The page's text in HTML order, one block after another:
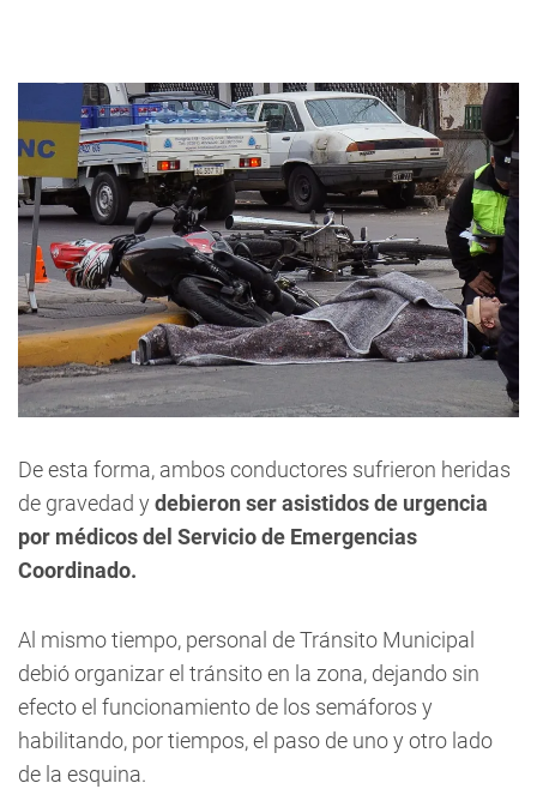
De esta forma, ambos conductores sufrieron heridas
de gravedad y debieron ser asistidos de urgencia
por médicos del Servicio de Emergencias
Coordinado.
Al mismo tiempo, personal de Tránsito Municipal
debió organizar el tránsito en la zona, dejando sin
efecto el funcionamiento de los semáforos y
habilitando, por tiempos, el paso de uno y otro lado
de la esquina.